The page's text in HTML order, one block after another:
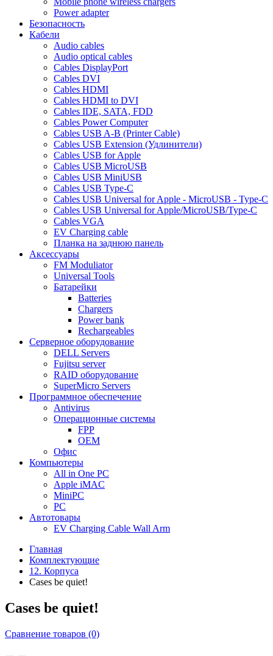
Power adapter
Безопасность
Кабели
Audio cables
Audio optical cables
Cables DisplayPort
Cables DVI
Cables HDMI
Cables HDMI to DVI
Cables IDE, SATA, FDD
Cables Power Computer
Cables USB A-B (Printer Cable)
Cables USB Extension (Удлинители)
Cables USB for Apple
Cables USB MicroUSB
Cables USB MiniUSB
Cables USB Type-C
Cables USB Universal for Apple - MicroUSB - Type-C
Cables USB Universal for Apple/MicroUSB/Type-C
Cables VGA
EV Charging cable
Планка на заднюю панель
Аксессуары
FM Moduliator
Universal Tools
Батарейки
Batteries
Chargers
Power bank
Rechargeables
Серверное оборудование
DELL Servers
Fujitsu server
RAID оборудование
SuperMicro Servers
Программное обеспечение
Antivirus
Операционные системы
FPP
OEM
Офис
Компьютеры
All in One PC
Apple iMAC
MiniPC
PC
Автотовары
EV Charging Cable Wall Arm
Главная
Комплектующие
12. Корпуса
Cases be quiet!
Cases be quiet!
Сравнение товаров (0)